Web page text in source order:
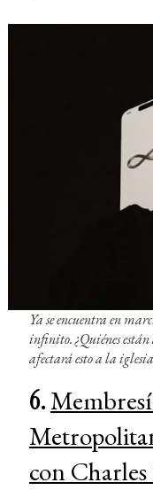
Ya se encuentra en
infinito. ¿Quiénes están
afectará esto a la
6.
con